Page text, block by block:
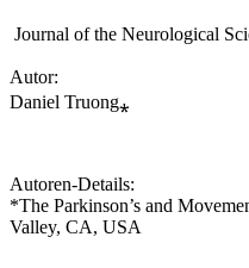
Journal of the Neurological
Autor:
Daniel Truong⁎
Autoren-Details:
*The Parkinson’s and
Valley, CA, USA